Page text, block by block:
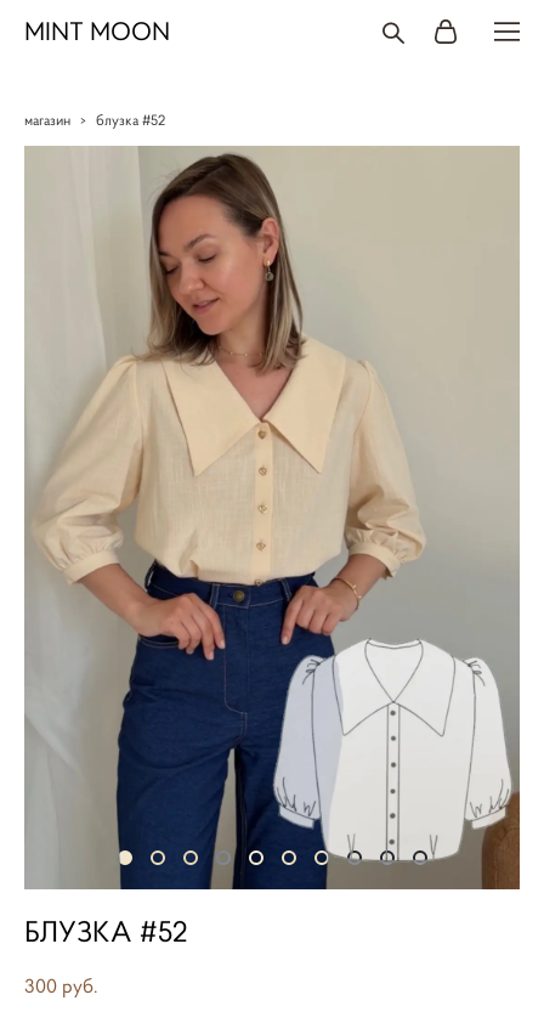
MINT MOON
магазин > блузка #52
БЛУЗКА #52
300 pуб.